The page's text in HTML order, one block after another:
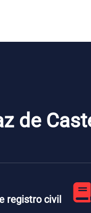
de
registro civil